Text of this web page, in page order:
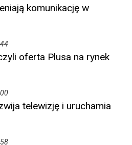
komunikację w
oferta Plusa na rynek
telewizję i uruchamia